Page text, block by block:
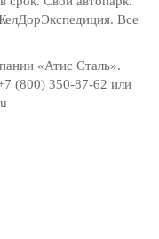
Все
«Атис Сталь».
(800) 350-87-62 или